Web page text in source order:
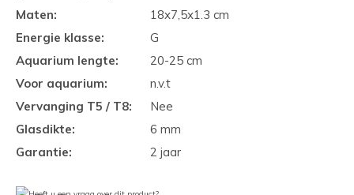
Maten:
18x7,5x1.3 cm
Energie klasse:
G
Aquarium lengte:
20-25 cm
Voor aquarium:
n.v.t
Vervanging T5 / T8:
Nee
Glasdikte:
6 mm
Garantie:
2 jaar